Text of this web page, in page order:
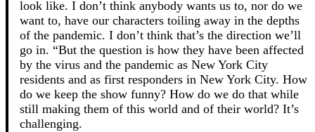
look like. I don’t think anybody wants us to, nor do we
want to, have our characters toiling away in the depths
of the pandemic. I don’t think that’s the direction we’ll
go in. “But the question is how they have been affected
by the virus and the pandemic as New York City
residents and as first responders in New York City. How
do we keep the show funny? How do we do that while
still making them of this world and of their world? It’s
challenging.